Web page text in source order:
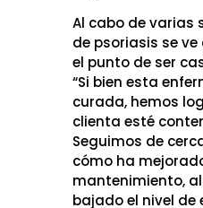
Al cabo de varias
de psoriasis se
el punto de ser
“Si bien esta
curada, hemos
clienta esté
Seguimos de
cómo ha
mantenimiento,
bajado el nivel de